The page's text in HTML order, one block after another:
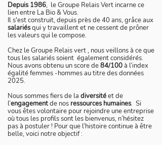
Depuis 1986, le Groupe Relais Vert incarne ce
lien entre La Bio & Vous.
Il s'est construit,depuis près de 40 ans, grâce aux
salariésqui y travaillent et ne cessent de prôner
les valeurs qui le compose.
Chez le Groupe Relais vert , nous veillons à ce que
tous les salariés soient également considérés.
Nous avons obtenu un score de84/100à l’index
égalité femmes -hommes au titre des données
2025.
Nous sommes fiers de la diversitéet de
l’engagementde nos ressources humaines. Si
vous êtes volontaire pour rejoindre une entreprise
où tous les profils sont les bienvenus, n’hésitez
pas à postuler ! Pour que l’histoire continue à être
belle, voici notre objectif :